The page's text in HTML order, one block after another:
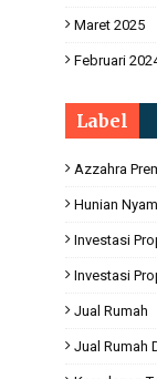
Maret 2025
Februari
Label
Azzahra
Hunian
Investasi
Investasi
Jual Rumah
Jual Rumah